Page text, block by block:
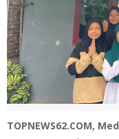
TOPNEWS62.COM,